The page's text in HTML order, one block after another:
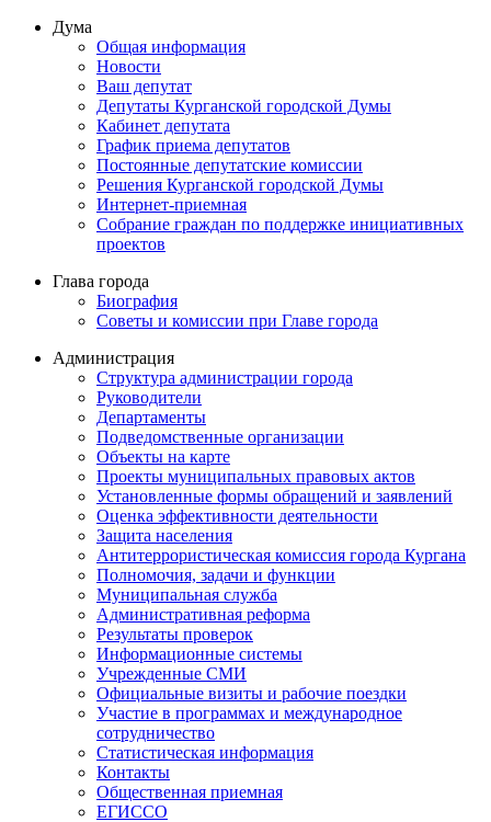
Дума
Общая информация
Новости
Ваш депутат
Депутаты Курганской городской Думы
Кабинет депутата
График приема депутатов
Постоянные депутатские комиссии
Решения Курганской городской Думы
Интернет-приемная
Собрание граждан по поддержке инициативных
проектов
Глава города
Биография
Советы и комиссии при Главе города
Администрация
Структура администрации города
Руководители
Департаменты
Подведомственные организации
Объекты на карте
Проекты муниципальных правовых актов
Установленные формы обращений и заявлений
Оценка эффективности деятельности
Защита населения
Антитеррористическая комиссия города Кургана
Полномочия, задачи и функции
Муниципальная служба
Административная реформа
Результаты проверок
Информационные системы
Учрежденные СМИ
Официальные визиты и рабочие поездки
Участие в программах и международное
сотрудничество
Статистическая информация
Контакты
Общественная приемная
ЕГИССО